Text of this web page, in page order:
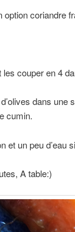
option coriandre
couper en 4
d’olives dans
cumin.
et un peu d’eau
A table:)